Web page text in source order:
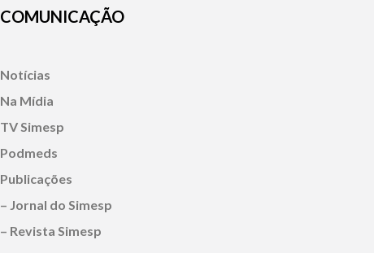
COMUNICAÇÃO
Notícias
Na Mídia
TV Simesp
Podmeds
Publicações
– Jornal do Simesp
– Revista Simesp